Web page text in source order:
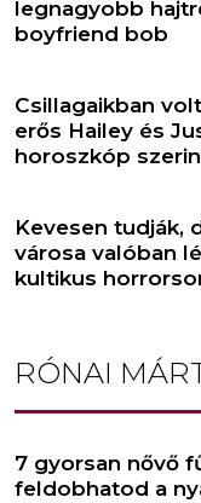
legnagyobb
boyfriend bob
Csillagaikban
erős Hailey és
horoszkóp
Kevesen tudják,
városa valóban
kultikus
RÓNAI
7 gyorsan nővő
feldobhatod a